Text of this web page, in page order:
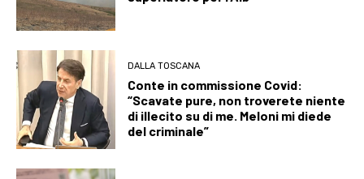
DALLA TOSCANA
Conte in commissione Covid:
“Scavate pure, non troverete niente
di illecito su di me. Meloni mi diede
del criminale”